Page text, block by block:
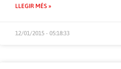
LLEGIR MÉS »
12/01/2015 - 05:18:33